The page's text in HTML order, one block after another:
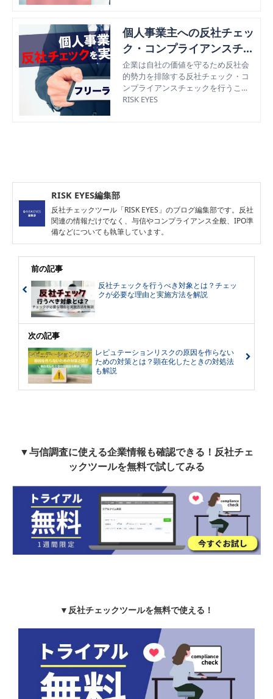
個人事業主への反社チェッ
ク・コンプライアンスチェ
ックを実施する必要性につ
いて解説
企業は自社の価値を守るため反社会
的勢力を排除する反社チェック・コ
ンプライアンスチェックを行うこと
が求められ、その対象には企業と同
RISK EYES
RISK EYES編集部
反社チェックツール「RISK EYES」のブログ編集部です。反社
関連の情報だけでなく、与信やコンプライアンス全般、IPO準
備などについても執筆しています。
前の記事
反社チェックを行うべき対象とは？チェッ
クが必要な理由と実施方法を解説
次の記事
レピュテーションリスクの原因を作らない
ための対策とは？顕在化したときの対処法
も解説
▼与信調査に使える企業情報も確認できる！反社チェ
ックツールを無料で試してみる
▼反社チェックツールを無料で使える！